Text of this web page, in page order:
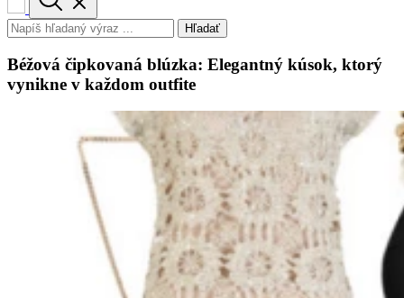
Hľadať
Béžová čipkovaná blúzka: Elegantný kúsok, ktorý
vynikne v každom outfite